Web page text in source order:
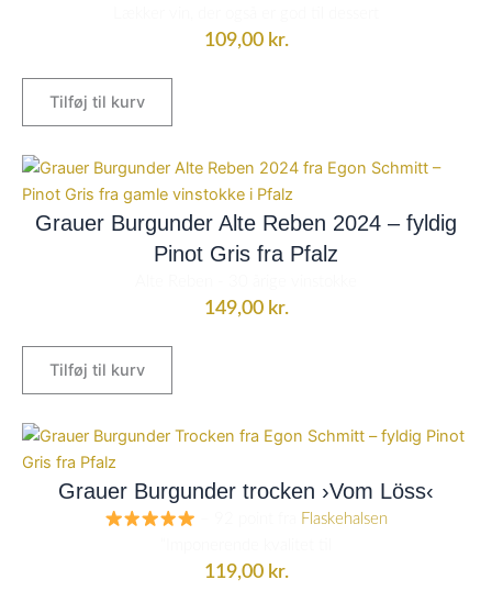
109,00 kr.
Tilføj til kurv
Grauer Burgunder Alte Reben 2024 – fyldig
Pinot Gris fra Pfalz
149,00 kr.
Tilføj til kurv
Grauer Burgunder trocken ›Vom Löss‹
Flaskehalsen
119,00 kr.